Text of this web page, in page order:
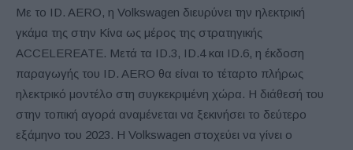
Με το ID. AERO, η Volkswagen διευρύνει την ηλεκτρική
γκάμα της στην Κίνα ως μέρος της στρατηγικής
ACCELEREATE. Μετά τα ID.3, ID.4 και ID.6, η έκδοση
παραγωγής του ID. AERO θα είναι το τέταρτο πλήρως
ηλεκτρικό μοντέλο στη συγκεκριμένη χώρα. Η διάθεσή του
στην τοπική αγορά αναμένεται να ξεκινήσει το δεύτερο
εξάμηνο του 2023. Η Volkswagen στοχεύει να γίνει ο